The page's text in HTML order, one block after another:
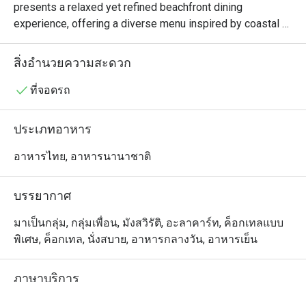
presents a relaxed yet refined beachfront dining
experience, offering a diverse menu inspired by coastal
and international flavours. Guests can enjoy everything
from fresh seafood and authentic Thai dishes to gourmet
complemented by an extensive beverage selection at
Seafood BBQ Buffet, featuring premium local and
including a sushi and sashimi station, French cold cuts and
cheeses, a live carving station, freshly made pasta and
pizza, wok-fried specialties, Thai noodles, and a variety of
journey by the sea.
สิ่งอำนวยความสะดวก
ที่จอดรถ
ประเภทอาหาร
อาหารไทย, อาหารนานาชาติ
บรรยากาศ
มาเป็นกลุ่ม, กลุ่มเพื่อน, มังสวิรัติ, อะลาคาร์ท, ค็อกเทลแบบ
พิเศษ, ค็อกเทล, นั่งสบาย, อาหารกลางวัน, อาหารเย็น
ภาษาบริการ